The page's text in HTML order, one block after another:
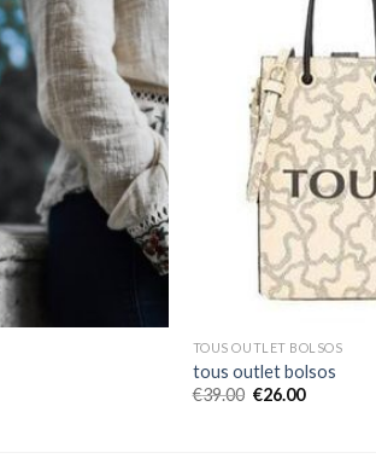
TOUS OUTLET BOLSOS
tous outlet bolsos
€39.00 €26.00